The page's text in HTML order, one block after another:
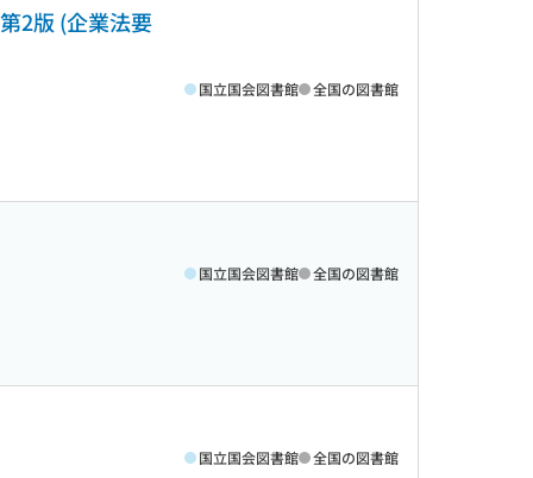
2版 (企業法要
国立国会図書館 全国の図書館
国立国会図書館 全国の図書館
国立国会図書館 全国の図書館